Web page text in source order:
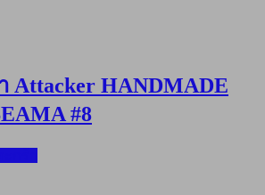
Attacker HANDMADE
#8